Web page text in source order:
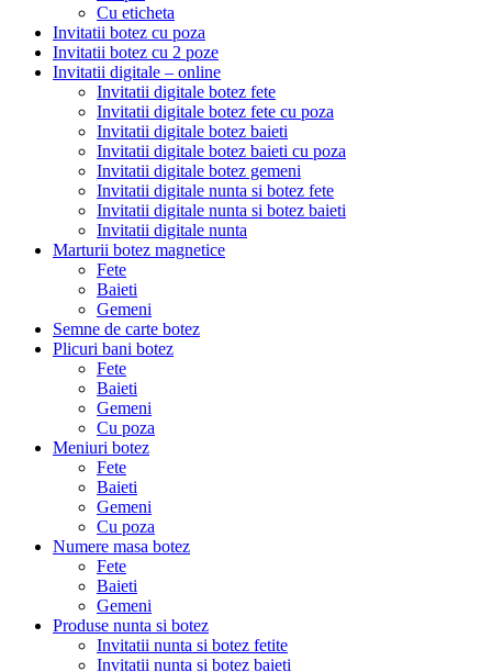
Cu eticheta
Invitatii botez cu poza
Invitatii botez cu 2 poze
Invitatii digitale – online
Invitatii digitale botez fete
Invitatii digitale botez fete cu poza
Invitatii digitale botez baieti
Invitatii digitale botez baieti cu poza
Invitatii digitale botez gemeni
Invitatii digitale nunta si botez fete
Invitatii digitale nunta si botez baieti
Invitatii digitale nunta
Marturii botez magnetice
Fete
Baieti
Gemeni
Semne de carte botez
Plicuri bani botez
Fete
Baieti
Gemeni
Cu poza
Meniuri botez
Fete
Baieti
Gemeni
Cu poza
Numere masa botez
Fete
Baieti
Gemeni
Produse nunta si botez
Invitatii nunta si botez fetite
Invitatii nunta si botez baieti